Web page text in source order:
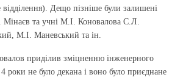
Дещо пізніше були залишені
та учні М.І. Коновалова С.Л.
М.І. Маневський та ін.
приділив зміцненню інженерного
роки не було декана і воно було приєднане